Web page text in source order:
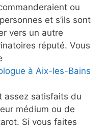
ou
et s’ils sont
vers un autre
réputé. Vous
à Aix-les-Bains
assez satisfaits du
médium ou de
Si vous faites